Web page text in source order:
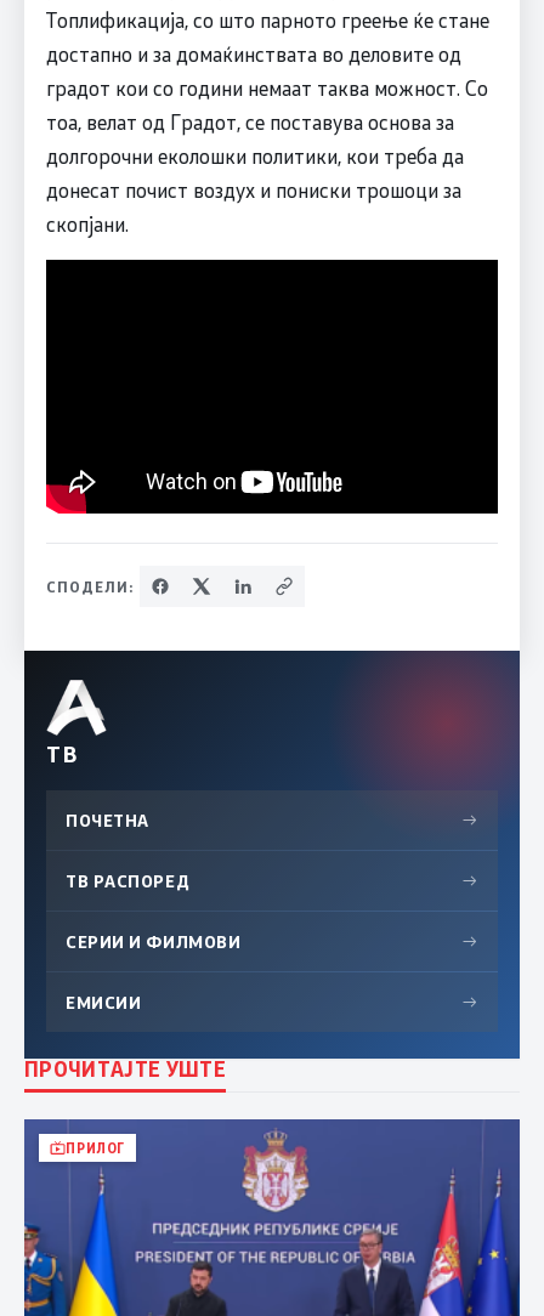
Топлификација, со што парното греење ќе стане
достапно и за домаќинствата во деловите од
градот кои со години немаат таква можност. Со
тоа, велат од Градот, се поставува основа за
долгорочни еколошки политики, кои треба да
донесат почист воздух и пониски трошоци за
скопјани.
СПОДЕЛИ:
ТВ
ПОЧЕТНА →
ТВ РАСПОРЕД →
СЕРИИ И ФИЛМОВИ →
ЕМИСИИ →
ПРОЧИТАЈТЕ УШТЕ
ПРИЛОГ